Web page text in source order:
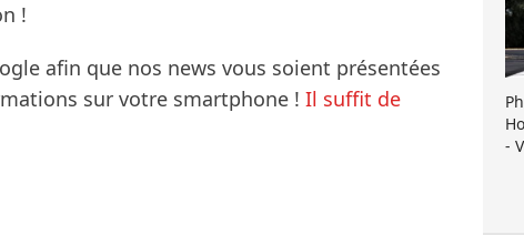
!
afin que nos news vous soient présentées
sur votre smartphone ! Il suffit de
-